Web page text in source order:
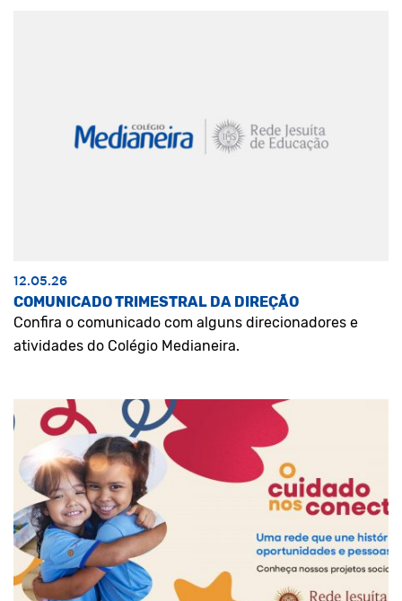
12.05.26
COMUNICADO TRIMESTRAL DA DIREÇÃO
Confira o comunicado com alguns direcionadores e
atividades do Colégio Medianeira.